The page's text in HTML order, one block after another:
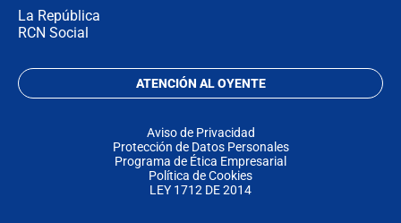
La República
RCN Social
ATENCIÓN AL OYENTE
Aviso de Privacidad
Protección de Datos Personales
Programa de Ética Empresarial
Política de Cookies
LEY 1712 DE 2014